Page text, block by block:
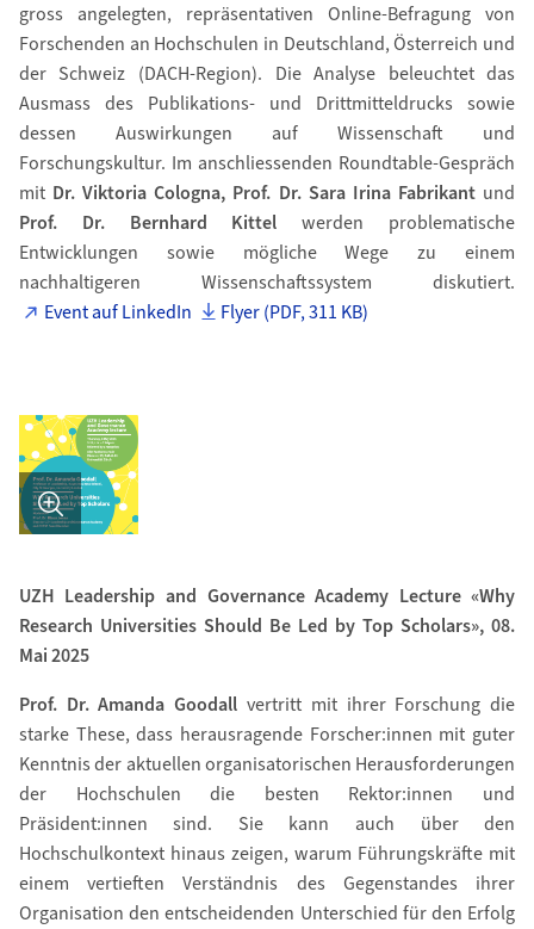
gross angelegten, repräsentativen Online-Befragung von
Forschenden an Hochschulen in Deutschland, Österreich und
der Schweiz (DACH-Region). Die Analyse beleuchtet das
Ausmass des Publikations- und Drittmitteldrucks sowie
dessen Auswirkungen auf Wissenschaft und
Forschungskultur. Im anschliessenden Roundtable-Gespräch
mit Dr. Viktoria Cologna, Prof. Dr. Sara Irina Fabrikant und
Prof. Dr. Bernhard Kittel werden problematische
Entwicklungen sowie mögliche Wege zu einem
nachhaltigeren Wissenschaftssystem diskutiert.
Event auf LinkedIn
Flyer (PDF, 311 KB)
Bild in Detailansicht �ffnen
UZH Leadership and Governance Academy Lecture «Why
Research Universities Should Be Led by Top Scholars», 08.
Mai 2025
Prof. Dr. Amanda Goodall vertritt mit ihrer Forschung die
starke These, dass herausragende Forscher:innen mit guter
Kenntnis der aktuellen organisatorischen Herausforderungen
der Hochschulen die besten Rektor:innen und
Präsident:innen sind. Sie kann auch über den
Hochschulkontext hinaus zeigen, warum Führungskräfte mit
einem vertieften Verständnis des Gegenstandes ihrer
Organisation den entscheidenden Unterschied für den Erfolg